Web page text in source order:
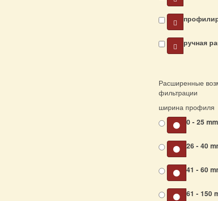
ручная
Расширенные
фильтрации
ширина профиля
0 - 25
26 - 40
41 - 60
61 - 150